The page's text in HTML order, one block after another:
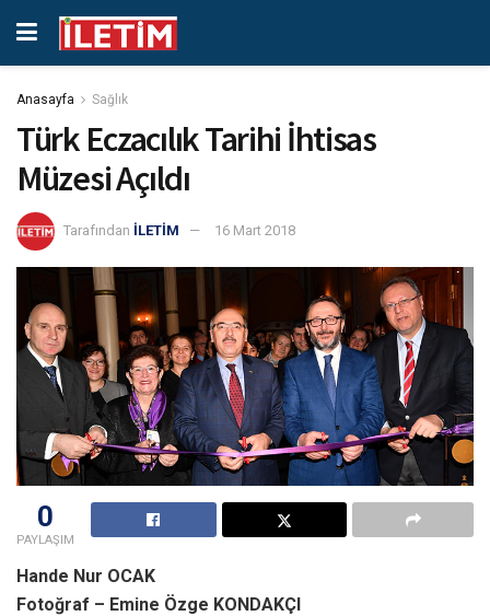
Anasayfa Sağlık
Türk Eczacılık Tarihi İhtisas
Müzesi Açıldı
Tarafından İLETİM 16 Mart 2018
0
PAYLAŞIM
Hande Nur OCAK
Fotoğraf – Emine Özge KONDAKÇI